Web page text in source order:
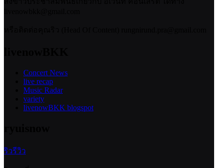
Concert News
live recap
Music Radar
variety
livenowBKK blogspot
ริวรีวิว